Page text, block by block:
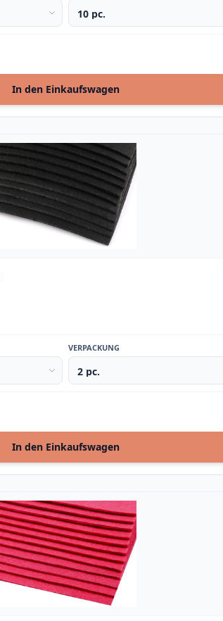
In den Einkaufswagen
VERPACKUNG
In den Einkaufswagen